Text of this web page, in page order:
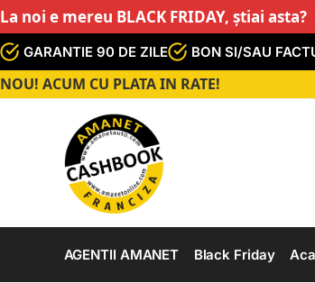
La noi e mereu BLACK FRIDAY, știai asta?
GARANTIE 90 DE ZILE BON SI/SAU
NOU! ACUM CU PLATA IN RATE!
AGENTII AMANET Black Friday